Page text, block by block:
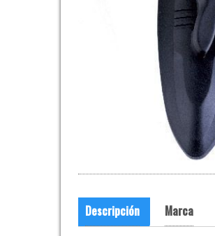
Descripción Marca